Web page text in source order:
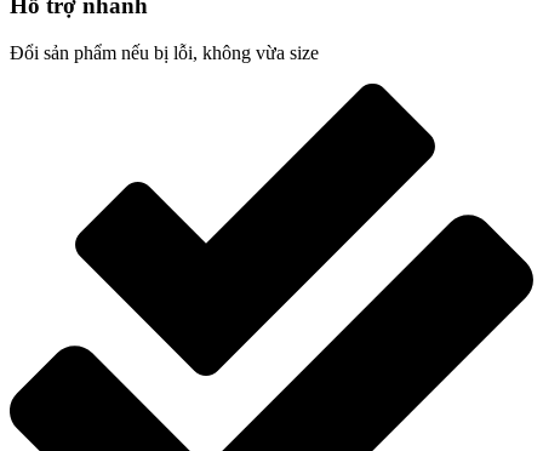
Hỗ trợ nhanh
Đổi sản phẩm nếu bị lỗi, không vừa size